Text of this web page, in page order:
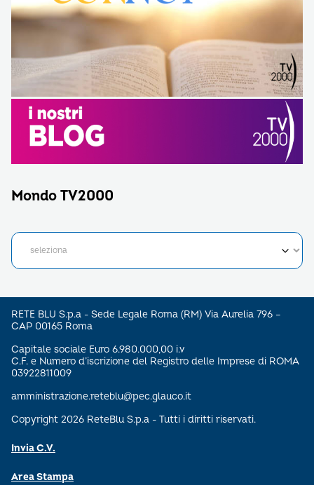
Mondo TV2000
RETE BLU S.p.a - Sede Legale Roma (RM) Via Aurelia 796 –
CAP 00165 Roma
Capitale sociale Euro 6.980.000,00 i.v
C.F. e Numero d’iscrizione del Registro delle Imprese di ROMA
03922811009
amministrazione.reteblu@pec.glauco.it
Copyright 2026 ReteBlu S.p.a - Tutti i diritti riservati.
Invia C.V.
Area Stampa